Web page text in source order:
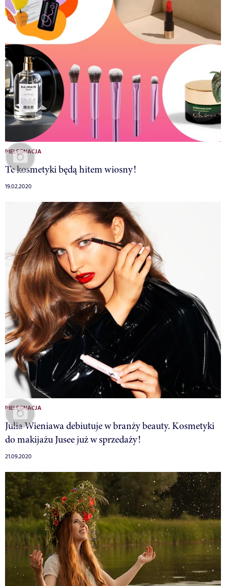
PIELĘGNACJA
Te kosmetyki będą hitem wiosny!
19.02.2020
PIELĘGNACJA
Julia Wieniawa debiutuje w branży beauty. Kosmetyki
do makijażu Jusee już w sprzedaży!
21.09.2020